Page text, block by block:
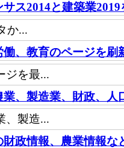
ス2014と建築業2019
か...
働、教育のページを刷
ジを最...
業、製造業、財政、人
、製造...
財政情報、農業情報な